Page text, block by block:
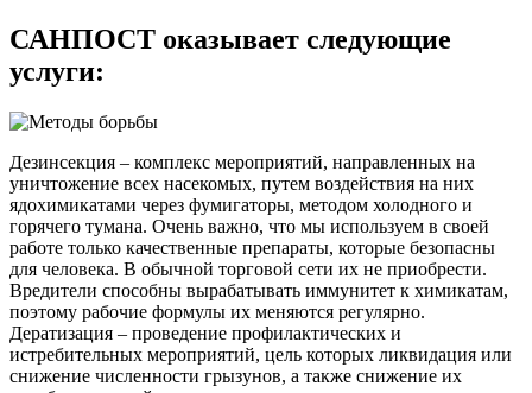
САНПОСТ оказывает следующие
услуги:
Дезинсекция – комплекс мероприятий, направленных на
уничтожение всех насекомых, путем воздействия на них
ядохимикатами через фумигаторы, методом холодного и
горячего тумана. Очень важно, что мы используем в своей
работе только качественные препараты, которые безопасны
для человека. В обычной торговой сети их не приобрести.
Вредители способны вырабатывать иммунитет к химикатам,
поэтому рабочие формулы их меняются регулярно.
Дератизация – проведение профилактических и
истребительных мероприятий, цель которых ликвидация или
снижение численности грызунов, а также снижение их